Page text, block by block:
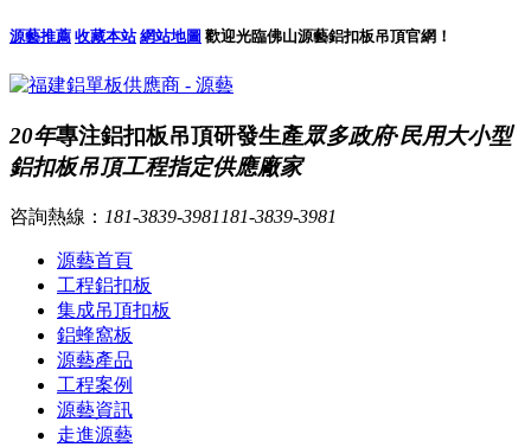
源藝推薦 收藏本站 網站地圖 歡迎光臨佛山源藝鋁扣板吊頂官網！
20年專注鋁扣板吊頂研發生產眾多政府·民用大小型
鋁扣板吊頂工程指定供應廠家
咨詢熱線： 181-3839-3981 181-3839-3981
源藝首頁
工程鋁扣板
集成吊頂扣板
鋁蜂窩板
源藝產品
工程案例
源藝資訊
走進源藝